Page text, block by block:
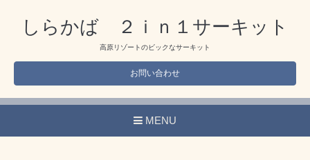
しらかば ２ｉｎ１サーキット
高原リゾートのビックなサーキット
お問い合わせ
MENU